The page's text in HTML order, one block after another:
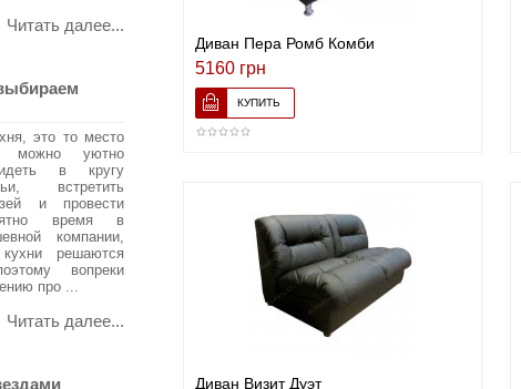
Читать далее...
это то место
можно уютно
в кругу
встретить
и провести
время в
компании,
решаются
вопреки
про ...
Читать далее...
Диван Пера Ромб Комби
5160 грн
Диван Визит Дуэт